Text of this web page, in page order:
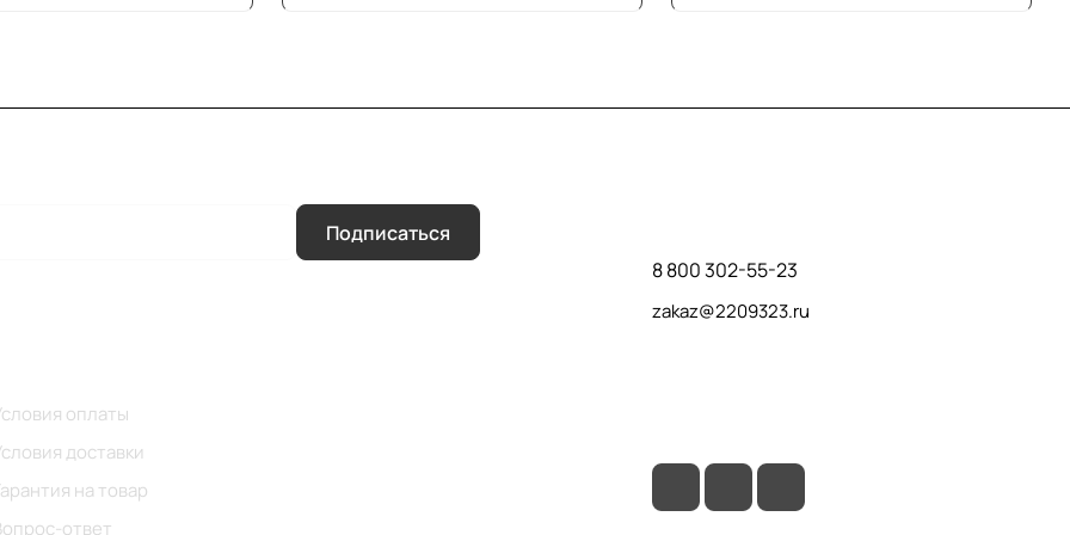
Подписаться
оплаты
доставки
на товар
ответ
8 800 302-55-23
zakaz@2209323.ru